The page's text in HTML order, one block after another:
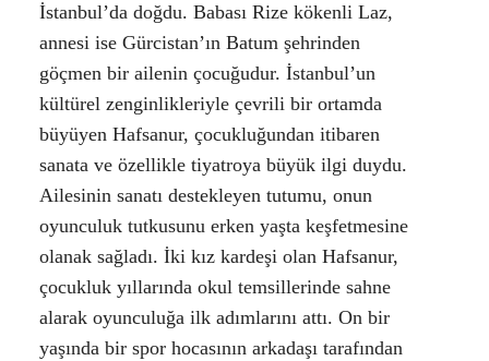
İstanbul’da doğdu. Babası Rize kökenli Laz,
annesi ise Gürcistan’ın Batum şehrinden
göçmen bir ailenin çocuğudur. İstanbul’un
kültürel zenginlikleriyle çevrili bir ortamda
büyüyen Hafsanur, çocukluğundan itibaren
sanata ve özellikle tiyatroya büyük ilgi duydu.
Ailesinin sanatı destekleyen tutumu, onun
oyunculuk tutkusunu erken yaşta keşfetmesine
olanak sağladı. İki kız kardeşi olan Hafsanur,
çocukluk yıllarında okul temsillerinde sahne
alarak oyunculuğa ilk adımlarını attı. On bir
yaşında bir spor hocasının arkadaşı tarafından